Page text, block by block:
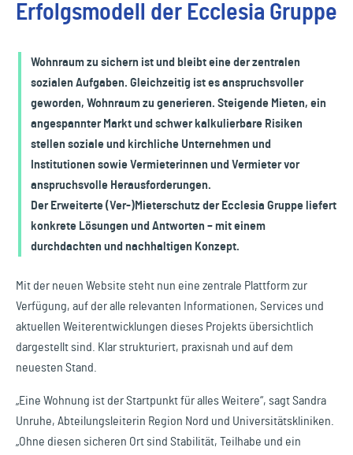
Erfolgsmodell der Ecclesia Gruppe
Wohnraum zu sichern ist und bleibt eine der zentralen
sozialen Aufgaben. Gleichzeitig ist es anspruchsvoller
geworden, Wohnraum zu generieren. Steigende Mieten, ein
angespannter Markt und schwer kalkulierbare Risiken
stellen soziale und kirchliche Unternehmen und
Institutionen sowie Vermieterinnen und Vermieter vor
anspruchsvolle Herausforderungen.
Der Erweiterte (Ver-)Mieterschutz der Ecclesia Gruppe liefert
konkrete Lösungen und Antworten – mit einem
durchdachten und nachhaltigen Konzept.
Mit der neuen Website steht nun eine zentrale Plattform zur
Verfügung, auf der alle relevanten Informationen, Services und
aktuellen Weiterentwicklungen dieses Projekts übersichtlich
dargestellt sind. Klar strukturiert, praxisnah und auf dem
neuesten Stand.
„Eine Wohnung ist der Startpunkt für alles Weitere“, sagt Sandra
Unruhe, Abteilungsleiterin Region Nord und Universitätskliniken.
„Ohne diesen sicheren Ort sind Stabilität, Teilhabe und ein